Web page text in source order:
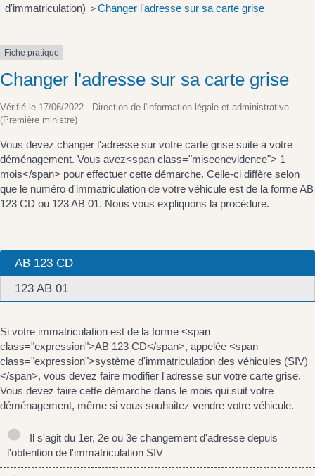
d'immatriculation) > Changer l'adresse sur sa carte grise
Fiche pratique
Changer l'adresse sur sa carte grise
Vérifié le 17/06/2022 - Direction de l'information légale et administrative
(Première ministre)
Vous devez changer l'adresse sur votre carte grise suite à votre
déménagement. Vous avez<span class="miseenevidence"> 1
mois</span> pour effectuer cette démarche. Celle-ci diffère selon
que le numéro d'immatriculation de votre véhicule est de la forme AB
123 CD ou 123 AB 01. Nous vous expliquons la procédure.
AB 123 CD
123 AB 01
Si votre immatriculation est de la forme <span
class="expression">AB 123 CD</span>, appelée <span
class="expression">système d'immatriculation des véhicules (SIV)
</span>, vous devez faire modifier l'adresse sur votre carte grise.
Vous devez faire cette démarche dans le mois qui suit votre
déménagement, même si vous souhaitez vendre votre véhicule.
Il s'agit du 1er, 2e ou 3e changement d'adresse depuis
l'obtention de l'immatriculation SIV